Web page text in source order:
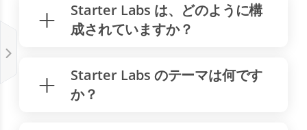
Starter Labs は、どのように構
成されていますか？
Starter Labs のテーマは何です
か？